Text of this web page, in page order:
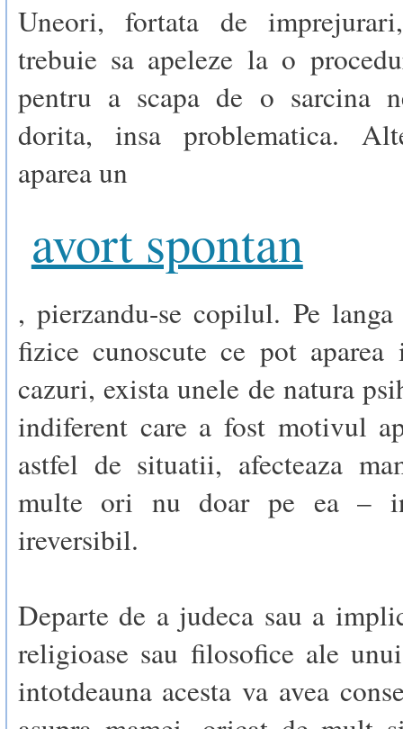
Uneori, fortata de
trebuie sa apeleze la o
pentru a scapa de o sarcina
dorita, insa problematica.
aparea un
avort spontan
, pierzandu-se copilul. Pe
fizice cunoscute ce pot
cazuri, exista unele de natura
indiferent care a fost motivul
astfel de situatii, afecteaza
multe ori nu doar pe ea –
ireversibil.
Departe de a judeca sau a
religioase sau filosofice ale
intotdeauna acesta va avea